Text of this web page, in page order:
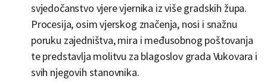
svjedočanstvo vjere vjernika iz više gradskih župa.
Procesija, osim vjerskog značenja, nosi i snažnu
poruku zajedništva, mira i međusobnog poštovanja
te predstavlja molitvu za blagoslov grada Vukovara i
svih njegovih stanovnika.